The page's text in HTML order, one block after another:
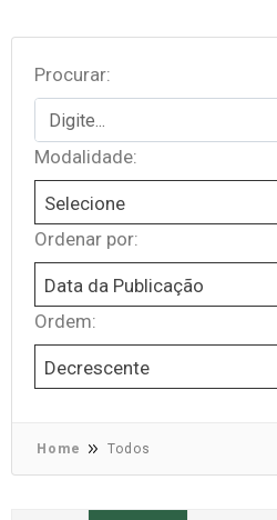
Procurar:
Modalidade:
Selecione
Ordenar por:
Data da Publicação
Ordem:
Decrescente
Home Todos